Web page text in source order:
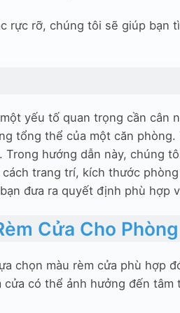
rực rỡ, chúng tôi sẽ giúp bạn
yếu tố quan trọng cần cân
tổng thể của một căn
Trong hướng dẫn này, chúng
trang trí, kích thước
đưa ra quyết định phù hợp
Cửa Cho
chọn màu rèm cửa phù hợp
cửa có thể ảnh hưởng đến